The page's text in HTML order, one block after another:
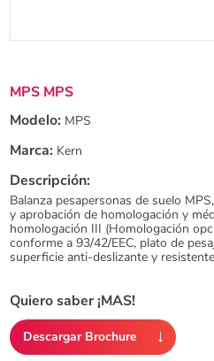
MPS MPS
Modelo: MPS
Marca: Kern
Descripción:
Balanza pesapersonas de suelo
y aprobación de homologación y
homologación III (Homologación
conforme a 93/42/EEC, plato de
superficie anti-deslizante y
Quiero saber ¡MAS!
Descargar Brochure